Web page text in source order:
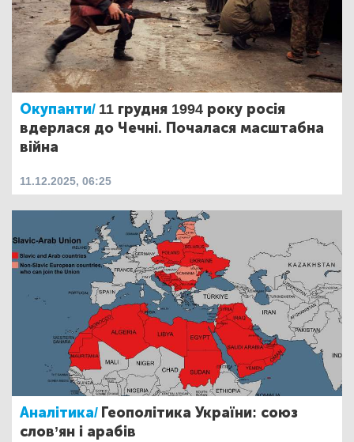
Окупанти/ 11 грудня 1994 року росія
вдерлася до Чечні. Почалася масштабна
війна
11.12.2025, 06:25
Аналітика/ Геополітика України: союз
слов’ян і арабів